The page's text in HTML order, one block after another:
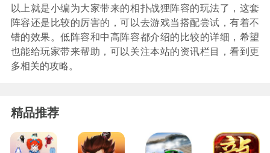
以上就是小编为大家带来的相扑战狸阵容的玩法了，这套
阵容还是比较的厉害的，可以去游戏当搭配尝试，有着不
错的效果。低阵容和中高阵容都介绍的比较的详细，希望
也能给玩家带来帮助，可以关注本站的资讯栏目，看到更
多相关的攻略。
精品推荐